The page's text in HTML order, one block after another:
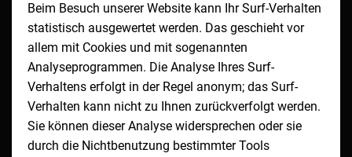
Beim Besuch unserer Website kann Ihr Surf-Verhalten
statistisch ausgewertet werden. Das geschieht vor
allem mit Cookies und mit sogenannten
Analyseprogrammen. Die Analyse Ihres Surf-
Verhaltens erfolgt in der Regel anonym; das Surf-
Verhalten kann nicht zu Ihnen zurückverfolgt werden.
Sie können dieser Analyse widersprechen oder sie
durch die Nichtbenutzung bestimmter Tools